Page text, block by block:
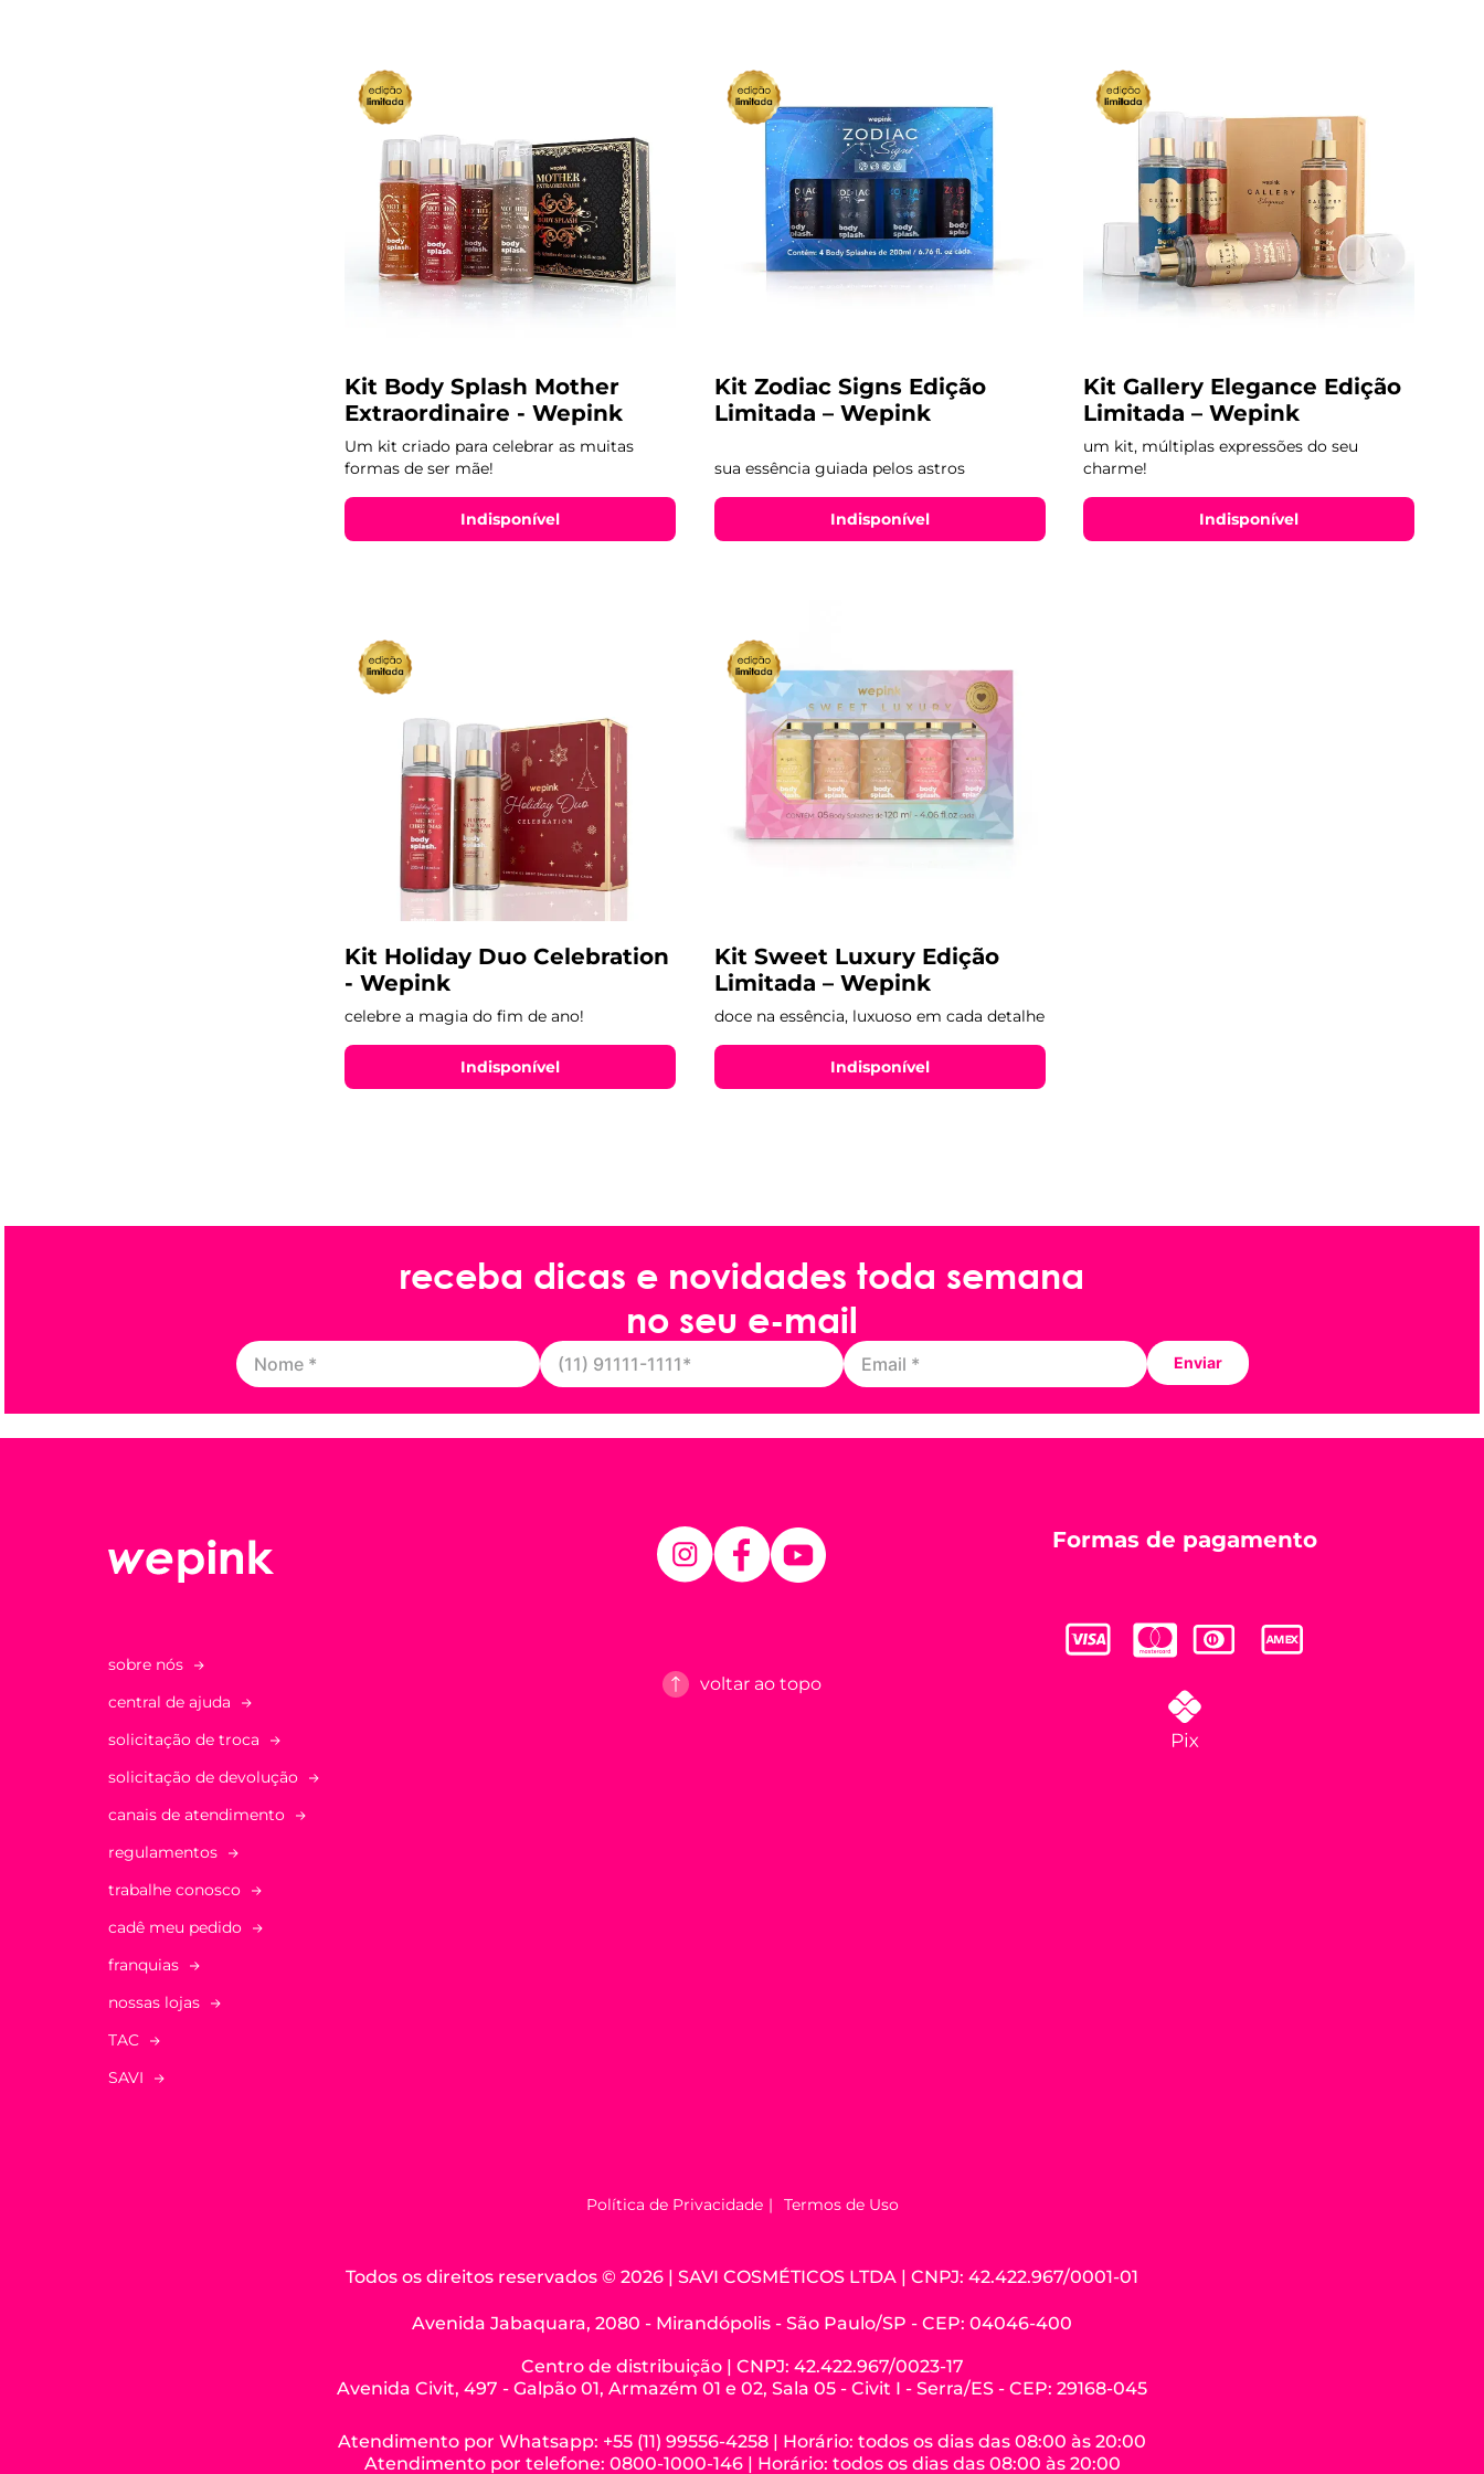
Kit Body Splash Mother
Extraordinaire - Wepink
Um kit criado para celebrar as muitas
formas de ser mãe!
Indisponível
Kit Zodiac Signs Edição
Limitada – Wepink
sua essência guiada pelos astros
Indisponível
Kit Gallery Elegance Edição
Limitada – Wepink
um kit, múltiplas expressões do seu
charme!
Indisponível
Kit Holiday Duo Celebration
- Wepink
celebre a magia do fim de ano!
Indisponível
Kit Sweet Luxury Edição
Limitada – Wepink
doce na essência, luxuoso em cada detalhe
Indisponível
receba dicas e novidades toda semana
no seu e-mail
Enviar
sobre nós
central de ajuda
solicitação de troca
solicitação de devolução
canais de atendimento
regulamentos
trabalhe conosco
cadê meu pedido
franquias
nossas lojas
TAC
SAVI
voltar ao topo
Formas de pagamento
Política de Privacidade Termos de Uso
Todos os direitos reservados © 2026 | SAVI COSMÉTICOS LTDA | CNPJ: 42.422.967/0001-01
Avenida Jabaquara, 2080 - Mirandópolis - São Paulo/SP - CEP: 04046-400
Centro de distribuição | CNPJ: 42.422.967/0023-17
Avenida Civit, 497 - Galpão 01, Armazém 01 e 02, Sala 05 - Civit I - Serra/ES - CEP: 29168-045
Atendimento por Whatsapp: +55 (11) 99556-4258 | Horário: todos os dias das 08:00 às 20:00
Atendimento por telefone: 0800-1000-146 | Horário: todos os dias das 08:00 às 20:00